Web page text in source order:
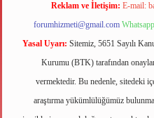
Reklam ve İletişim: E-mail:
forumhizmeti@gmail.com
Yasal Uyarı: Sitemiz, 5651 Sayılı
Kurumu (BTK) tarafından
vermektedir. Bu nedenle, sitedeki
araştırma yükümlülüğümüz